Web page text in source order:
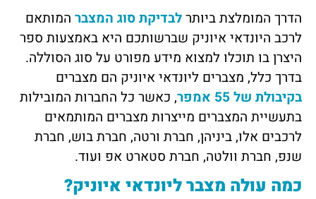
הדרך המומלצת ביותרלבדיקת סוג המצבר המותאם
לרכב היונדאי איוניק שברשותכם היא באמצעות ספר
היצרן בו תוכלו למצוא מידע מפורט על סוג הסוללה.
בדרך כלל, מצברים ליונדאי איוניק הם מצברים
בקיבולת של 55 אמפר
, כאשר כל החברות המובילות
בתעשיית המצברים מייצרות מצברים המותמאים
לרכבים אלו, ביניהן, חברת ורטה, חברת בוש, חברת
שנפ, חברת וולטה, חברת סטארט אפ ועוד.
כמה עולה מצבר ליונדאי איוניק?